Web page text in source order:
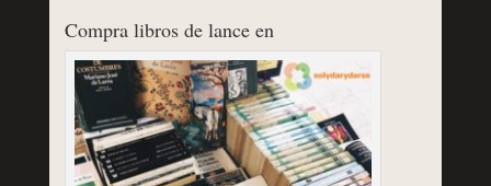
Compra libros de lance en